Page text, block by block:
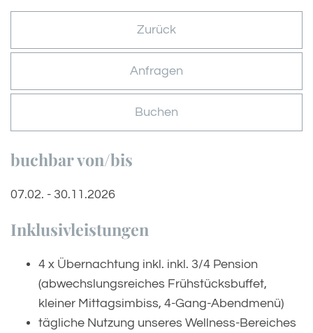
Zurück
Anfragen
Buchen
buchbar von/bis
07.02. - 30.11.2026
Inklusivleistungen
4 x Übernachtung inkl. inkl. 3/4 Pension
(abwechslungsreiches Frühstücksbuffet,
kleiner Mittagsimbiss, 4-Gang-Abendmenü)
tägliche Nutzung unseres Wellness-Bereiches